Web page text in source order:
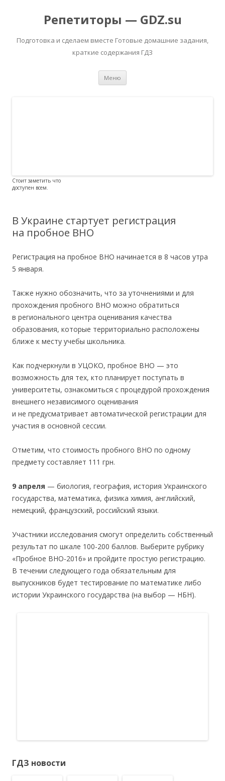
Репетиторы — GDZ.su
Подготовка и сделаем вместе Готовые домашние задания,
краткие содержания ГДЗ
Меню
Стоит заметить что
доступен всем.
В Украине стартует регистрация
на пробное ВНО
Регистрация на пробное ВНО начинается в 8 часов утра
5 января.
Также нужно обозначить, что за уточнениями и для
прохождения пробного ВНО можно обратиться
в регионального центра оценивания качества
образования, которые территориально расположены
ближе к месту учебы школьника.
Как подчеркнули в УЦОКО, пробное ВНО — это
возможность для тех, кто планирует поступать в
университеты, ознакомиться с процедурой прохождения
внешнего независимого оценивания
и не предусматривает автоматической регистрации для
участия в основной сессии.
Отметим, что стоимость пробного ВНО по одному
предмету составляет 111 грн.
9 апреля — биология, география, история Украинского
государства, математика, физика химия, английский,
немецкий, французский, российский языки.
Участники исследования смогут определить собственный
результат по шкале 100-200 баллов. Выберите рубрику
«Пробное ВНО-2016» и пройдите простую регистрацию.
В течении следующего года обязательным для
выпускников будет тестирование по математике либо
истории Украинского государства (на выбор — НБН).
ГДЗ новости